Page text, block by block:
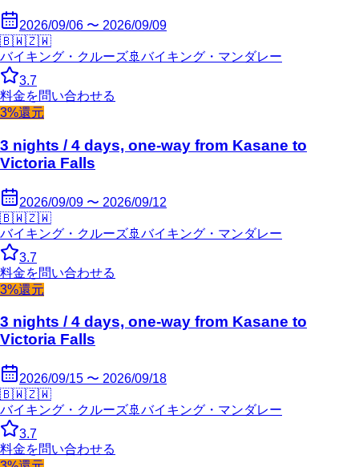
2026/09/06 〜 2026/09/09
🇧🇼🇿🇼
バイキング・クルーズ🚢 バイキング・マンダレー
3.7
料金を問い合わせる
3%還元
3 nights / 4 days, one-way from Kasane to
Victoria Falls
2026/09/09 〜 2026/09/12
🇧🇼🇿🇼
バイキング・クルーズ🚢 バイキング・マンダレー
3.7
料金を問い合わせる
3%還元
3 nights / 4 days, one-way from Kasane to
Victoria Falls
2026/09/15 〜 2026/09/18
🇧🇼🇿🇼
バイキング・クルーズ🚢 バイキング・マンダレー
3.7
料金を問い合わせる